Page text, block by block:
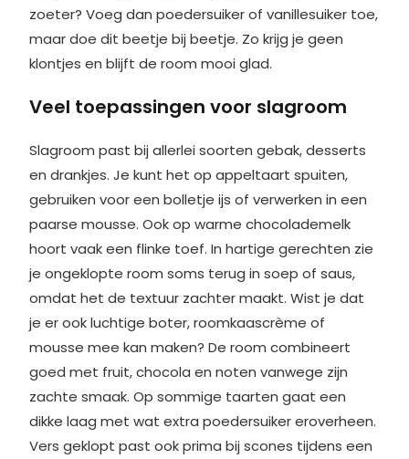
zoeter? Voeg dan poedersuiker of vanillesuiker toe,
maar doe dit beetje bij beetje. Zo krijg je geen
klontjes en blijft de room mooi glad.
Veel toepassingen voor slagroom
Slagroom past bij allerlei soorten gebak, desserts
en drankjes. Je kunt het op appeltaart spuiten,
gebruiken voor een bolletje ijs of verwerken in een
paarse mousse. Ook op warme chocolademelk
hoort vaak een flinke toef. In hartige gerechten zie
je ongeklopte room soms terug in soep of saus,
omdat het de textuur zachter maakt. Wist je dat
je er ook luchtige boter, roomkaascrème of
mousse mee kan maken? De room combineert
goed met fruit, chocola en noten vanwege zijn
zachte smaak. Op sommige taarten gaat een
dikke laag met wat extra poedersuiker eroverheen.
Vers geklopt past ook prima bij scones tijdens een